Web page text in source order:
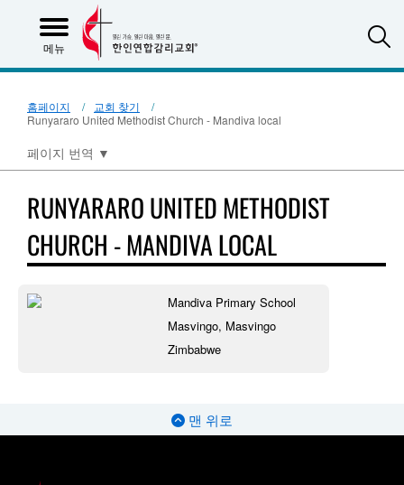
메뉴
홈페이지
교회 찾기
Runyararo United Methodist Church - Mandiva local
페이지 번역 ▼
RUNYARARO UNITED METHODIST
CHURCH - MANDIVA LOCAL
Mandiva Primary School
Masvingo, Masvingo
Zimbabwe
맨 위로